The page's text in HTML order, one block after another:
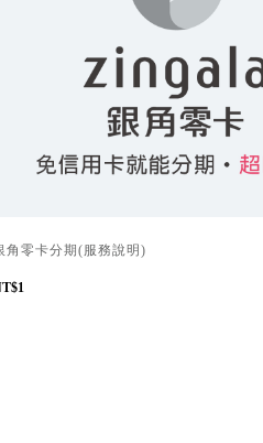
角零卡分期(服務說明)